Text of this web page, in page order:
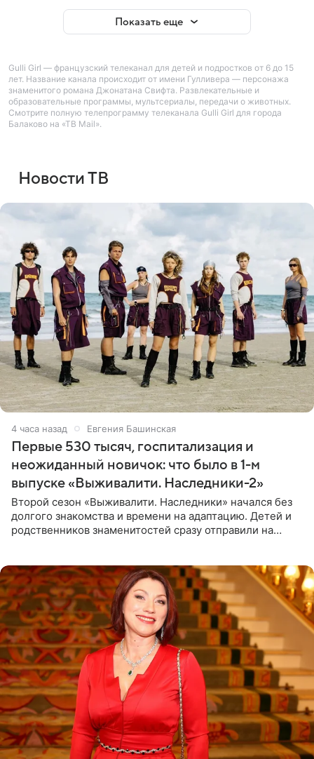
Показать еще
Gulli Girl — французский телеканал для детей и подростков от 6 до 15
лет. Название канала происходит от имени Гулливера — персонажа
знаменитого романа Джонатана Свифта. Развлекательные и
образовательные программы, мультсериалы, передачи о животных.
Смотрите полную телепрограмму телеканала Gulli Girl для города
Балаково на «ТВ Mail».
Новости ТВ
4 часа назад Евгения Башинская
Первые 530 тысяч, госпитализация и
неожиданный новичок: что было в 1-м
выпуске «Выживалити. Наследники-2»
Второй сезон «Выживалити. Наследники» начался без
долгого знакомства и времени на адаптацию. Детей и
родственников знаменитостей сразу отправили на